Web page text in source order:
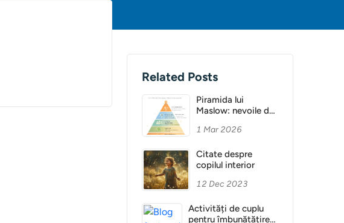
Related Posts
Piramida lui
Maslow: nevoile de
umană
1 Mar 2026
Citate despre
copilul interior
12 Dec 2023
Activități de cuplu
pentru îmbunătățirea